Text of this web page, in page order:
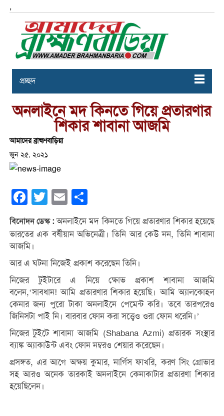
,
প্রচ্ছদ
অনলাইনে মদ কিনতে গিয়ে প্রতারণার
শিকার শাবানা আজমি
আমাদের ব্রাহ্মণবাড়িয়া
জুন ২৫, ২০২১
Facebook
Twitter Email
বিনোদন ডেস্ক :অনলাইনে মদ কিনতে গিয়ে প্রতারণার শিকার হয়েছে
ভারতের এক বর্ষীয়ান অভিনেত্রী। তিনি আর কেউ নন, তিনি শাবানা
আজমি।
আর এ ঘটনা নিজেই প্রকাশ করেছেন তিনি।
নিজের টুইটারে এ নিয়ে ক্ষোভ প্রকাশ শাবানা আজমি
বলেন,‘সাবধান! আমি প্রতারণার শিকার হয়েছি। আমি অ্যালকোহল
কেনার জন্য পুরো টাকা অনলাইনে পেমেন্ট করি। তবে তারপরেও
জিনিসটা পাই নি। বারবার ফোন করা সত্ত্বেও ওরা ফোন ধরেনি।’
নিজের টুইটে শাবানা আজমি (Shabana Azmi) প্রতারক সংস্থার
ব্যাঙ্ক অ্যাকাউন্ট এবং ফোন নম্বরও শেয়ার করেছেন।
প্রসঙ্গত, এর আগে অক্ষয় কুমার, নার্গিস ফাখরি, করণ সিং গ্রোভার
সহ আরও অনেক তারকাই অনলাইনে কেনাকাটার প্রতারণা শিকার
হয়েছিলেন।